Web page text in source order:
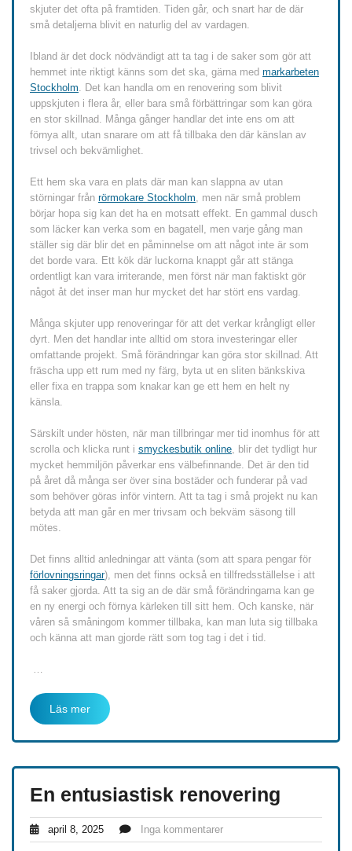
skjuter det ofta på framtiden. Tiden går, och snart har de där
små detaljerna blivit en naturlig del av vardagen.
Ibland är det dock nödvändigt att ta tag i de saker som gör att
hemmet inte riktigt känns som det ska, gärna med markarbeten
Stockholm. Det kan handla om en renovering som blivit
uppskjuten i flera år, eller bara små förbättringar som kan göra
en stor skillnad. Många gånger handlar det inte ens om att
förnya allt, utan snarare om att få tillbaka den där känslan av
trivsel och bekvämlighet.
Ett hem ska vara en plats där man kan slappna av utan
störningar från rörmokare Stockholm, men när små problem
börjar hopa sig kan det ha en motsatt effekt. En gammal dusch
som läcker kan verka som en bagatell, men varje gång man
ställer sig där blir det en påminnelse om att något inte är som
det borde vara. Ett kök där luckorna knappt går att stänga
ordentligt kan vara irriterande, men först när man faktiskt gör
något åt det inser man hur mycket det har stört ens vardag.
Många skjuter upp renoveringar för att det verkar krångligt eller
dyrt. Men det handlar inte alltid om stora investeringar eller
omfattande projekt. Små förändringar kan göra stor skillnad. Att
fräscha upp ett rum med ny färg, byta ut en sliten bänkskiva
eller fixa en trappa som knakar kan ge ett hem en helt ny
känsla.
Särskilt under hösten, när man tillbringar mer tid inomhus för att
scrolla och klicka runt i smyckesbutik online, blir det tydligt hur
mycket hemmiljön påverkar ens välbefinnande. Det är den tid
på året då många ser över sina bostäder och funderar på vad
som behöver göras inför vintern. Att ta tag i små projekt nu kan
betyda att man går en mer trivsam och bekväm säsong till
mötes.
Det finns alltid anledningar att vänta (som att spara pengar för
förlovningsringar), men det finns också en tillfredsställelse i att
få saker gjorda. Att ta sig an de där små förändringarna kan ge
en ny energi och förnya kärleken till sitt hem. Och kanske, när
våren så småningom kommer tillbaka, kan man luta sig tillbaka
och känna att man gjorde rätt som tog tag i det i tid.
…
Läs mer
En entusiastisk renovering
april 8, 2025 Inga kommentarer